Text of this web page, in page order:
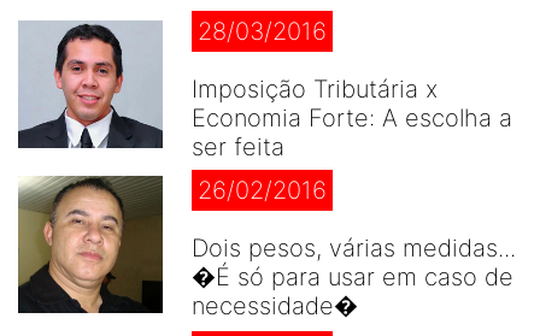
28/03/2016
Imposição Tributária x
Economia Forte: A escolha a
ser feita
26/02/2016
Dois pesos, várias medidas...
�É só para usar em caso de
necessidade�